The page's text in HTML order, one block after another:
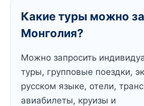
Какие туры можно
Монголия?
Можно запросить
туры, групповые поездки,
русском языке, отели,
авиабилеты, круизы и